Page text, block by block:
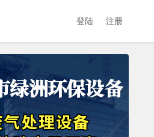
登陆 注册